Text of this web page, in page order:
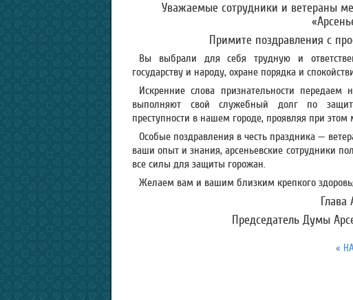
Уважаемые сотрудники и ветераны
Примите поздравления с
Вы выбрали для себя трудную и
государству и народу, охране порядка и
Искренние слова признательности передаем
выполняют свой служебный долг по
преступности в нашем городе, проявляя при этом
Особые поздравления в честь праздника —
ваши опыт и знания, арсеньевские сотрудники
все силы для защиты горожан.
Желаем вам и вашим близким крепкого
Глава
Председатель Думы
«